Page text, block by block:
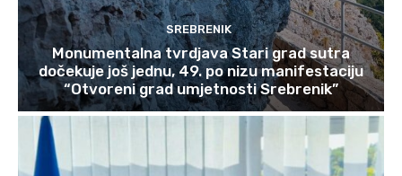
SREBRENIK
Monumentalna tvrdjava Stari grad sutra
dočekuje još jednu, 49. po nizu manifestaciju
“Otvoreni grad umjetnosti Srebrenik”